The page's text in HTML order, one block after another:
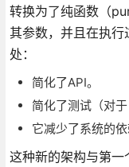
转换为了纯函数（
其参数，并且在执
处：
简化了API。
简化了测试（对
它减少了系统的
这种新的架构与第